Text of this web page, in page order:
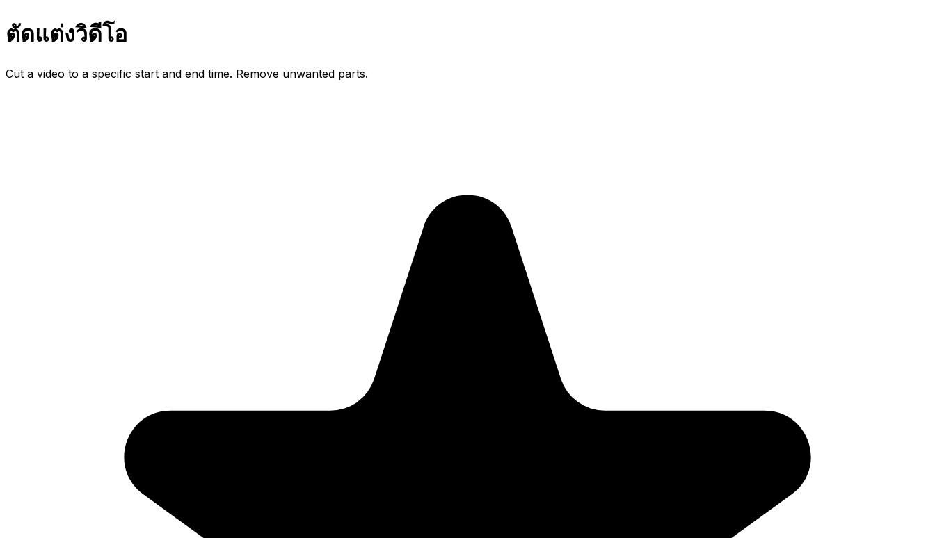
ตัดแต่งวิดีโอ
Cut a video to a specific start and end time. Remove unwanted parts.